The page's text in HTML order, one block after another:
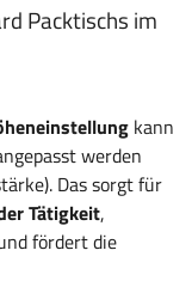
Packtischs im
kann
werden
Das sorgt für
Tätigkeit,
fördert die